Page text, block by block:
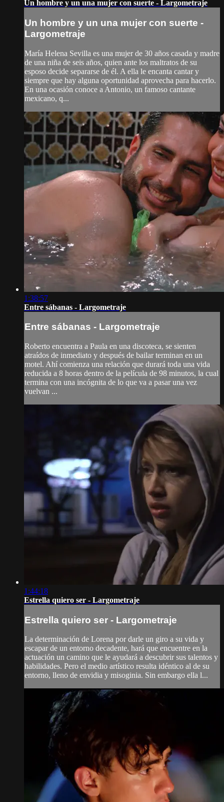
Un hombre y un una mujer con suerte - Largometraje
Un hombre y un una mujer con suerte -
Largometraje
María Helena Sevilla es una mujer de 30 años casada y madre
de una niña de seis años, quien ante los maltratos de su
esposo decide separarse de él. A ella le encanta cantar y
siempre que hay alguna oportunidad aprovecha para hacerlo.
En una ocasión conoce a Antonio, un famoso cantante
mexicano, q...
1:38:57
Entre sábanas - Largometraje
Entre sábanas - Largometraje
Roberto encuentra a Paula en una discoteca, se sienten
atraídos de inmediato y después de bailar terminan en un
motel. Ahí comienza una relación que durará toda una vida
reducida a 8 horas dentro de la película de 98 minutos, la cual
termina con una incógnita de lo que va a pasar una vez
vuelvan ...
1:44:18
Estrella quiero ser - Largometraje
Estrella quiero ser - Largometraje
La determinación de Lorena por darle un giro a su vida y
escapar de un entorno decadente, hará que encuentre en la
actuación un camino que le ayudará a descubrir sus talentos y
habilidades. Pero el medio artístico resulta idéntico al de su
entorno, lleno de envidia y misoginia. Sin embargo ella l...